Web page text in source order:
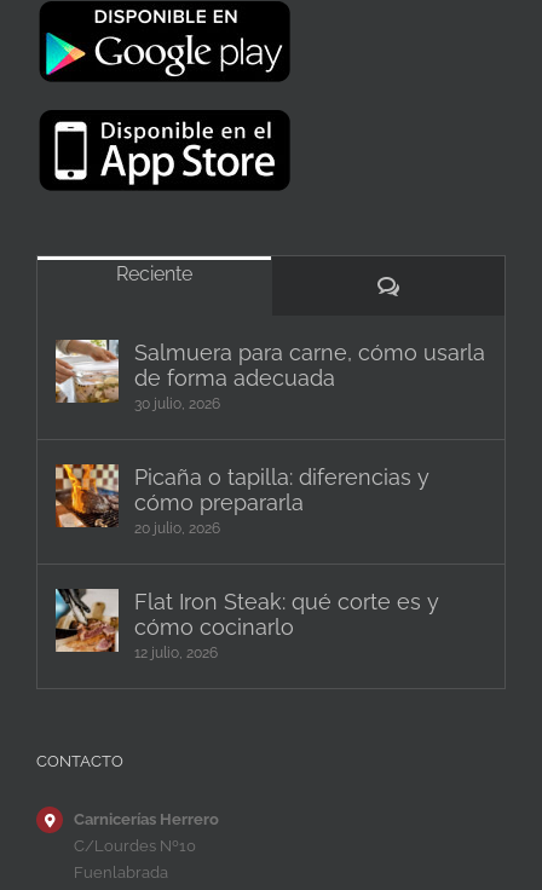
Reciente
Comentarios
Salmuera para carne, cómo usarla
de forma adecuada
30 julio, 2026
Picaña o tapilla: diferencias y
cómo prepararla
20 julio, 2026
Flat Iron Steak: qué corte es y
cómo cocinarlo
12 julio, 2026
CONTACTO
Carnicerías Herrero
C/Lourdes Nº10
Fuenlabrada